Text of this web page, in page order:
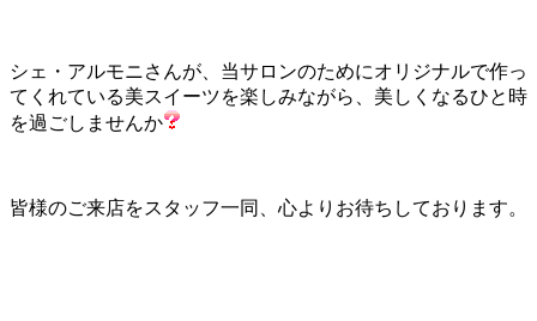
シェ・アルモニさんが、当サロンのためにオリジナルで作っ
てくれている美スイーツを楽しみながら、美しくなるひと時
を過ごしませんか
皆様のご来店をスタッフ一同、心よりお待ちしております。